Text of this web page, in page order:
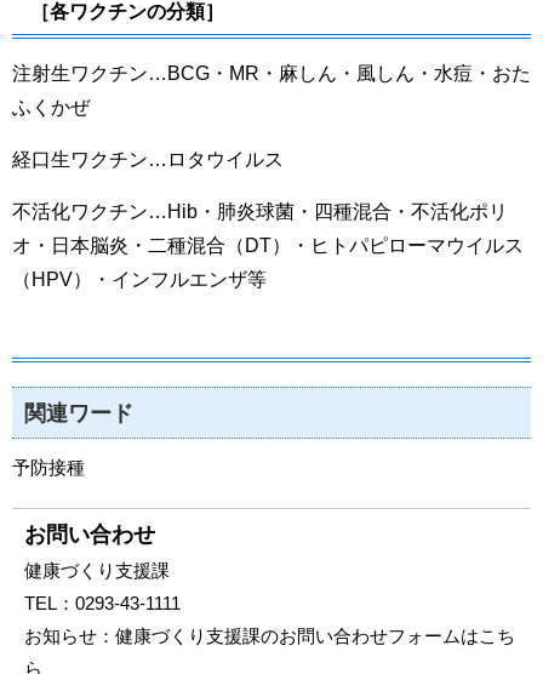
［各ワクチンの分類］
注射生ワクチン…BCG・MR・麻しん・風しん・水痘・おた
ふくかぜ
経口生ワクチン…ロタウイルス
不活化ワクチン…Hib・肺炎球菌・四種混合・不活化ポリ
オ・日本脳炎・二種混合（DT）・ヒトパピローマウイルス
（HPV）・インフルエンザ等
関連ワード
予防接種
お問い合わせ
健康づくり支援課
TEL： 0293-43-1111
お知らせ： 健康づくり支援課のお問い合わせフォームはこち
ら